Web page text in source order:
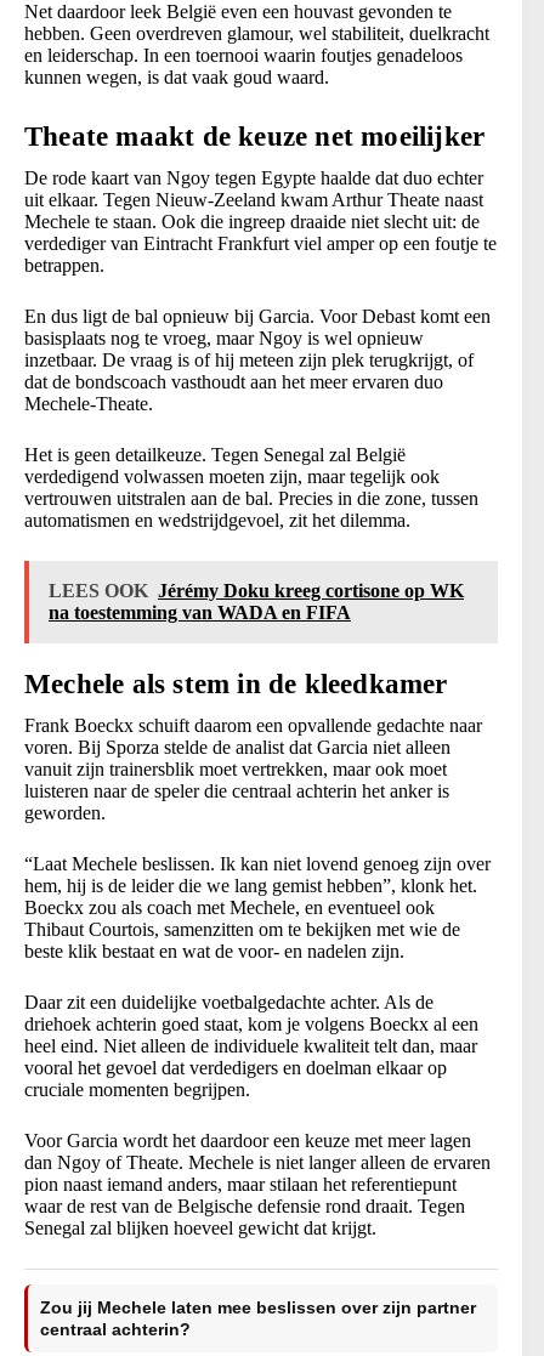
Net daardoor leek België even een houvast gevonden te
hebben. Geen overdreven glamour, wel stabiliteit, duelkracht
en leiderschap. In een toernooi waarin foutjes genadeloos
kunnen wegen, is dat vaak goud waard.
Theate maakt de keuze net moeilijker
De rode kaart van Ngoy tegen Egypte haalde dat duo echter
uit elkaar. Tegen Nieuw-Zeeland kwam Arthur Theate naast
Mechele te staan. Ook die ingreep draaide niet slecht uit: de
verdediger van Eintracht Frankfurt viel amper op een foutje te
betrappen.
En dus ligt de bal opnieuw bij Garcia. Voor Debast komt een
basisplaats nog te vroeg, maar Ngoy is wel opnieuw
inzetbaar. De vraag is of hij meteen zijn plek terugkrijgt, of
dat de bondscoach vasthoudt aan het meer ervaren duo
Mechele-Theate.
Het is geen detailkeuze. Tegen Senegal zal België
verdedigend volwassen moeten zijn, maar tegelijk ook
vertrouwen uitstralen aan de bal. Precies in die zone, tussen
automatismen en wedstrijdgevoel, zit het dilemma.
LEES OOK Jérémy Doku kreeg cortisone op WK
na toestemming van WADA en FIFA
Mechele als stem in de kleedkamer
Frank Boeckx schuift daarom een opvallende gedachte naar
voren. Bij Sporza stelde de analist dat Garcia niet alleen
vanuit zijn trainersblik moet vertrekken, maar ook moet
luisteren naar de speler die centraal achterin het anker is
geworden.
“Laat Mechele beslissen. Ik kan niet lovend genoeg zijn over
hem, hij is de leider die we lang gemist hebben”, klonk het.
Boeckx zou als coach met Mechele, en eventueel ook
Thibaut Courtois, samenzitten om te bekijken met wie de
beste klik bestaat en wat de voor- en nadelen zijn.
Daar zit een duidelijke voetbalgedachte achter. Als de
driehoek achterin goed staat, kom je volgens Boeckx al een
heel eind. Niet alleen de individuele kwaliteit telt dan, maar
vooral het gevoel dat verdedigers en doelman elkaar op
cruciale momenten begrijpen.
Voor Garcia wordt het daardoor een keuze met meer lagen
dan Ngoy of Theate. Mechele is niet langer alleen de ervaren
pion naast iemand anders, maar stilaan het referentiepunt
waar de rest van de Belgische defensie rond draait. Tegen
Senegal zal blijken hoeveel gewicht dat krijgt.
Zou jij Mechele laten mee beslissen over zijn partner
centraal achterin?